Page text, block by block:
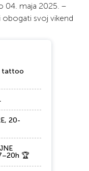
04. maja 2025. –
obogati svoj vikend
tattoo
20-
🏆